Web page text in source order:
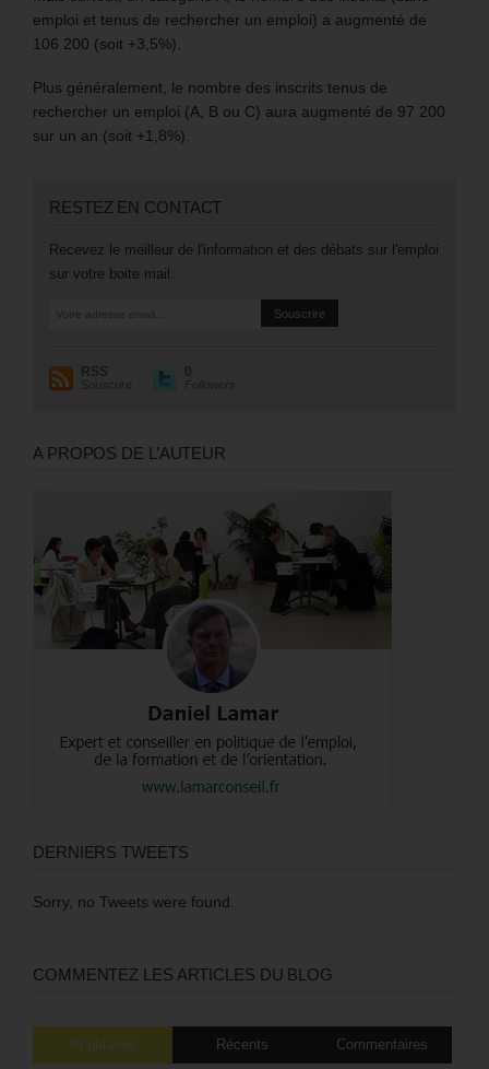
emploi et tenus de rechercher un emploi) a augmenté de
106 200 (soit +3,5%).
Plus généralement, le nombre des inscrits tenus de
rechercher un emploi (A, B ou C) aura augmenté de 97 200
sur un an (soit +1,8%).
RESTEZ EN CONTACT
Recevez le meilleur de l'information et des débats sur l'emploi
sur votre boite mail.
RSS
Souscrire
0
Followers
A PROPOS DE L’AUTEUR
DERNIERS TWEETS
Sorry, no Tweets were found.
COMMENTEZ LES ARTICLES DU BLOG
Populaires Récents Commentaires